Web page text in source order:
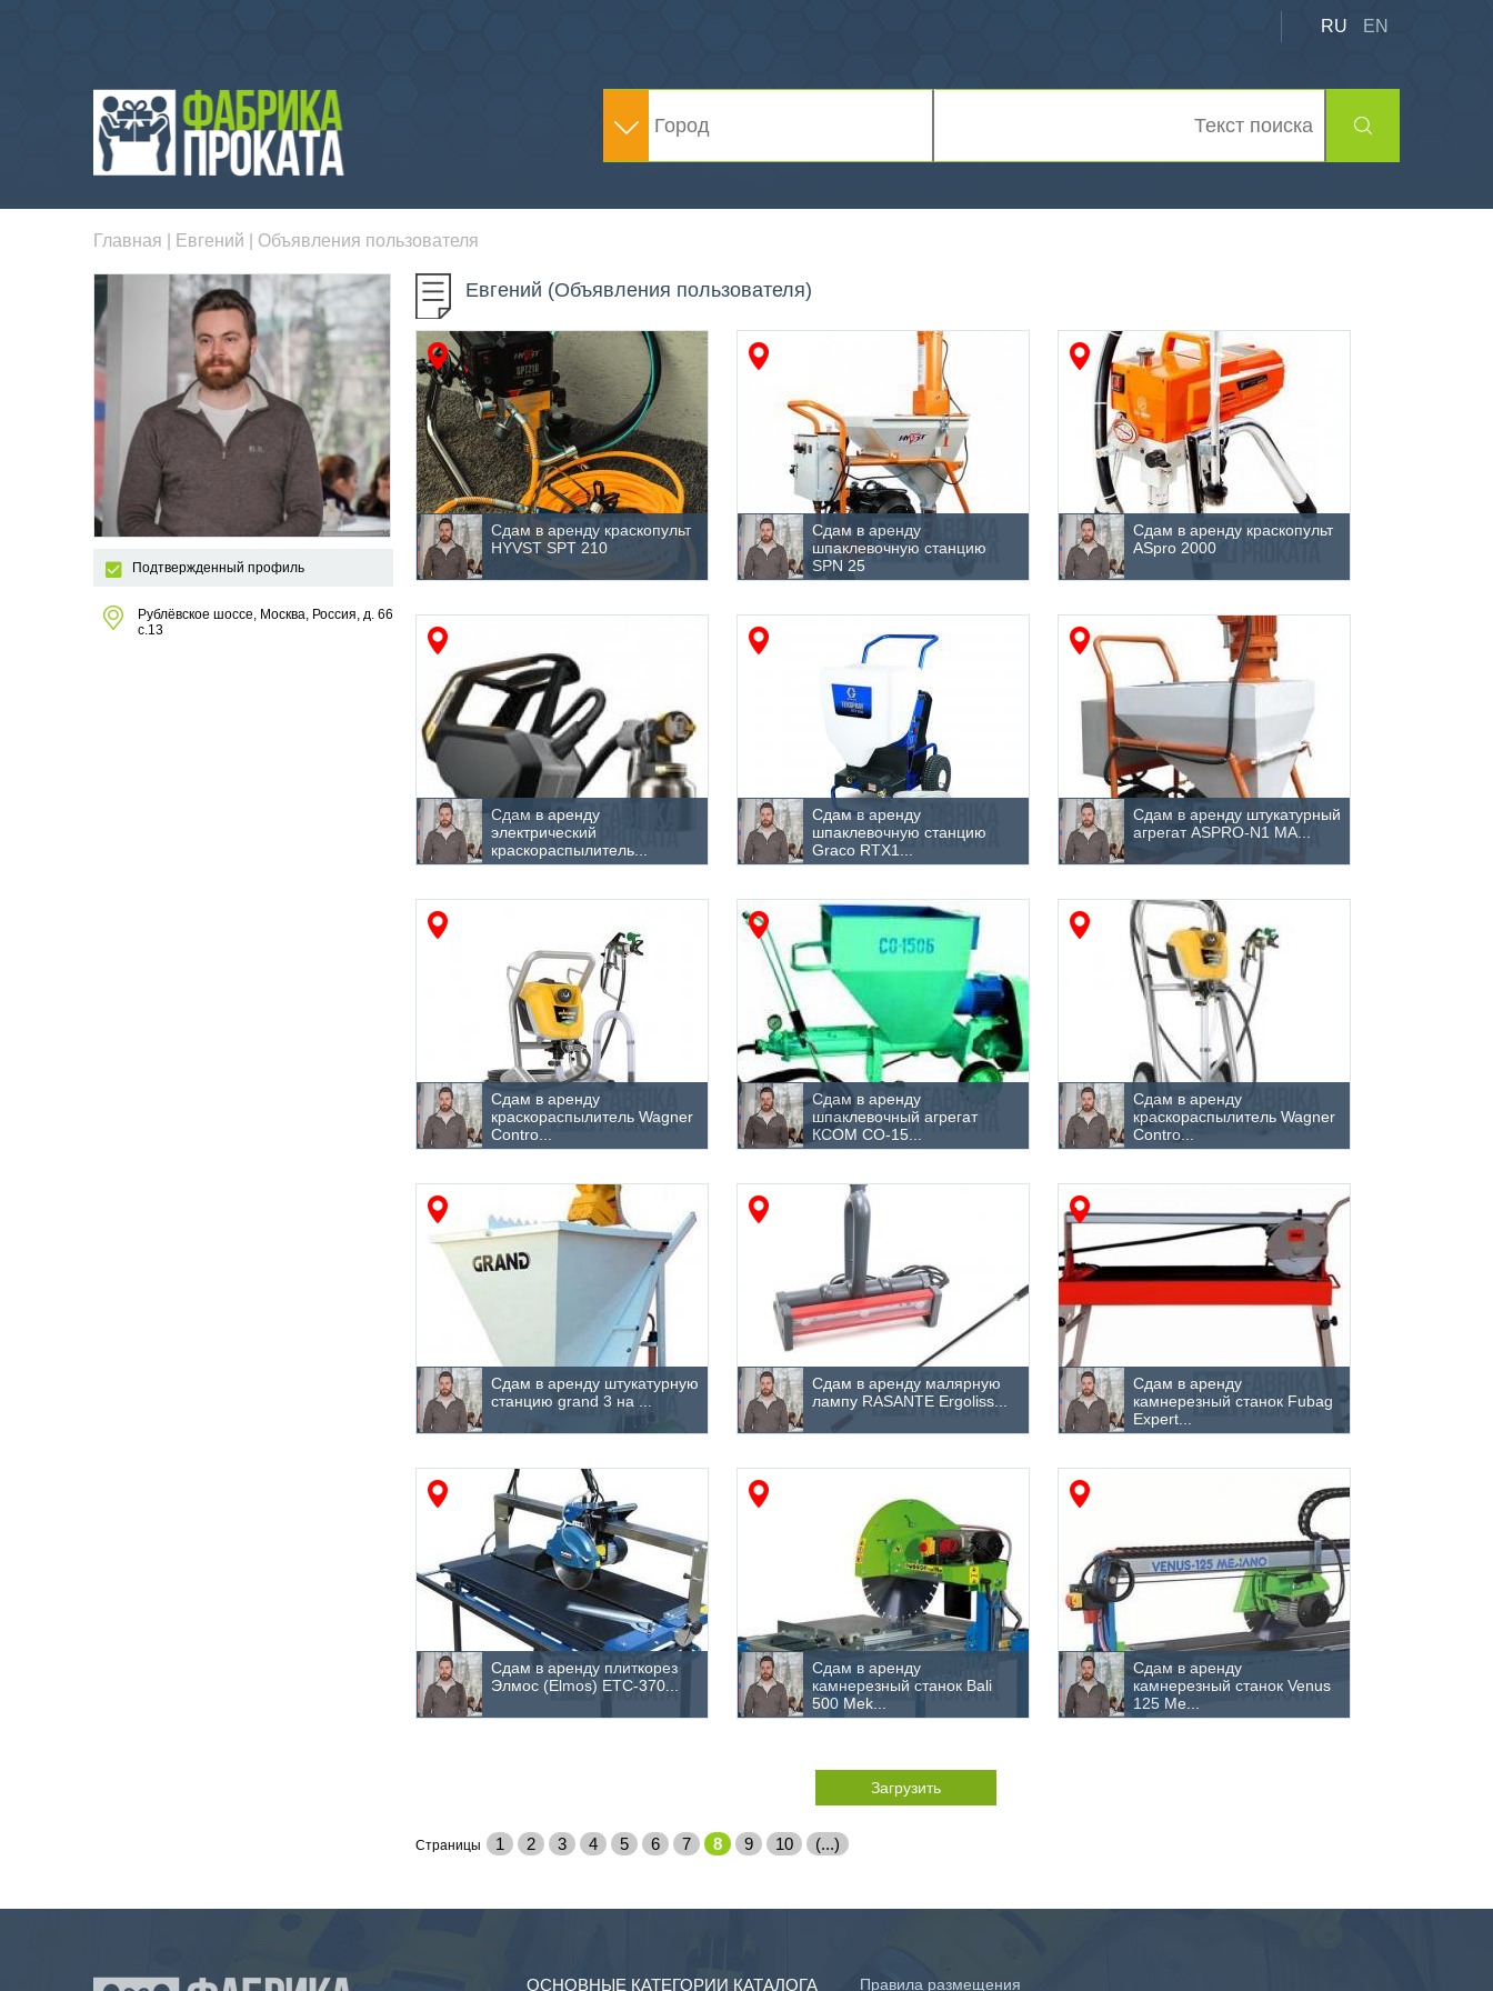
RU EN
Главная Евгений | Объявления пользователя
Подтвержденный профиль
Рублёвское шоссе, Москва, Россия, д. 66
с.13
Евгений (Объявления пользователя)
Сдам в аренду краскопульт
HYVST SPT 210
Сдам в аренду
шпаклевочную станцию
SPN 25
Сдам в аренду краскопульт
ASpro 2000
Сдам в аренду
электрический
краскораспылитель...
Сдам в аренду
шпаклевочную станцию
Graco RTX1...
Сдам в аренду штукатурный
агрегат ASPRO-N1 MA...
Сдам в аренду
краскораспылитель Wagner
Contro...
Сдам в аренду
шпаклевочный агрегат
КСОМ СО-15...
Сдам в аренду
краскораспылитель Wagner
Contro...
Сдам в аренду штукатурную
станцию grand 3 на ...
Сдам в аренду малярную
лампу RASANTE Ergoliss...
Сдам в аренду
камнерезный станок Fubag
Expert...
Сдам в аренду плиткорез
Элмос (Elmos) ETC-370...
Сдам в аренду
камнерезный станок Bali
500 Mek...
Сдам в аренду
камнерезный станок Venus
125 Me...
Загрузить
Страницы 1 2 3 4 5 6 7 8 9 10 (...)
ОСНОВНЫЕ КАТЕГОРИИ КАТАЛОГА Правила размещения